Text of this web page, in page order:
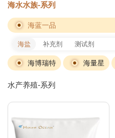
海水水族-系列
海蓝一品
海盐 补充剂 测试剂
海博瑞特 海量星
水产养殖-系列